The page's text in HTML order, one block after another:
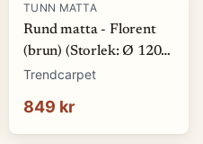
TUNN MATTA
Rund matta - Florent
(brun) (Storlek: Ø 120
cm)
Trendcarpet
849 kr